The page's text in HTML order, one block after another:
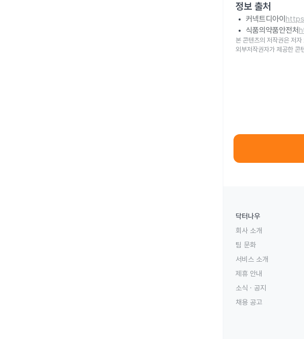
정보 출처
커넥트디아이
식품의약품안전처
본 콘텐츠의 저작권은 저
외부저작권자가 제공한 콘
닥터나우
회사 소개
팀 문화
서비스 소개
제휴 안내
소식 · 공지
채용 공고